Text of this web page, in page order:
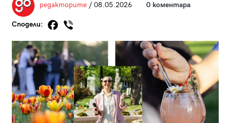
редакторите/ 08.05.2026 0 коментара
Сподели: